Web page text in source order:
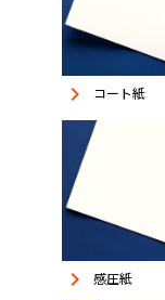
keyboard_arrow_right コート紙
keyboard_arrow_right 感圧紙